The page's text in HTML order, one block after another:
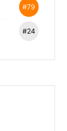
#79
#24